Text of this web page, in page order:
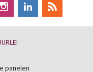
panelen